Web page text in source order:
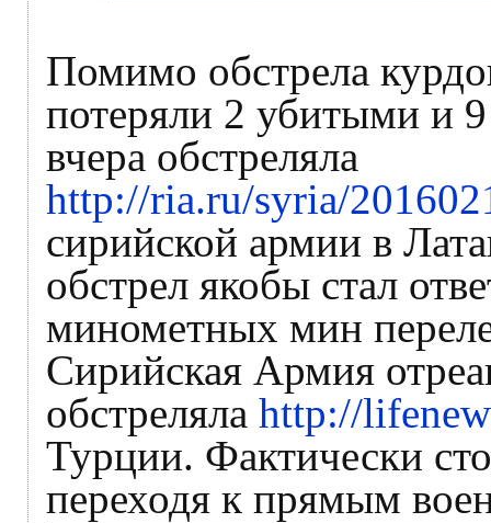
Помимо обстрела
потеряли 2 убитыми и
вчера обстреляла
http://ria.ru/syria/
сирийской армии в
обстрел якобы стал
минометных мин
Сирийская Армия
обстреляла http://
Турции. Фактически
переходя к прямым